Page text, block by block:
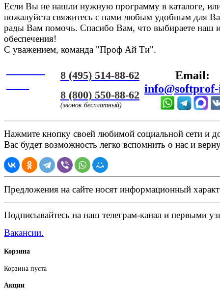
Если Вы не нашли нужную программу в каталоге,
пожалуйста свяжитесь с нами любым удобным для
рады Вам помочь. Спасибо Вам, что выбираете наш
обеспечения!
С уважением, команда "Проф Ай Ти".
8 (495) 514-88-62
8 (800) 550-88-62
(звонок бесплатный)
Email:
Нажмите кнопку своей любимой социальной сети и
Вас будет возможность легко вспомнить о нас и
Предложения на сайте носят информационный
Подписывайтесь на наш телеграм-канал и первыми
Вакансии.
Корзина
Корзина пуста
Акции